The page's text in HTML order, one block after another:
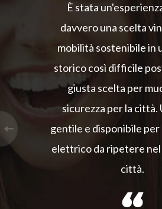
È stata
davvero una scelta
mobilità sostenibile in
storico così difficile
giusta scelta per
sicurezza per la città.
gentile e disponibile
elettrico da ripetere
città.